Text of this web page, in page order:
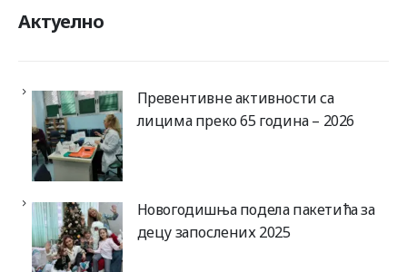
Актуелно
Превентивне активности са
лицима преко 65 година – 2026
Новогодишња подела пакетића за
децу запослених 2025